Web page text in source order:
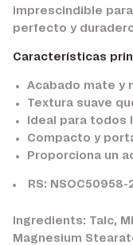
imprescindible
perfecto y
Características
Acabado mate y
Textura suave
Ideal para todos
Compacto y
Proporciona un
RS: NSOC50958-
Ingredients: Talc,
Magnesium